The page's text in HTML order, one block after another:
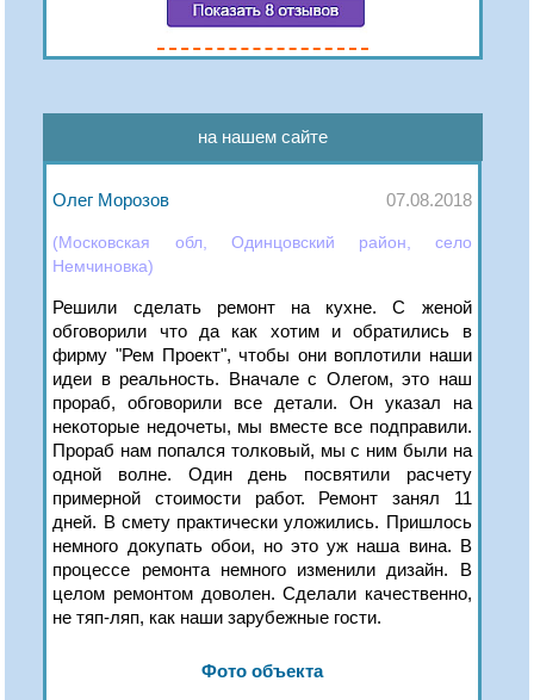
на нашем сайте
Олег Морозов 07.08.2018
(Московская обл, Одинцовский район, село
Немчиновка)
Решили сделать ремонт на кухне. С женой
обговорили что да как хотим и обратились в
фирму "Рем Проект", чтобы они воплотили наши
идеи в реальность. Вначале с Олегом, это наш
прораб, обговорили все детали. Он указал на
некоторые недочеты, мы вместе все подправили.
Прораб нам попался толковый, мы с ним были на
одной волне. Один день посвятили расчету
примерной стоимости работ. Ремонт занял 11
дней. В смету практически уложились. Пришлось
немного докупать обои, но это уж наша вина. В
процессе ремонта немного изменили дизайн. В
целом ремонтом доволен. Сделали качественно,
не тяп-ляп, как наши зарубежные гости.
Фото объекта